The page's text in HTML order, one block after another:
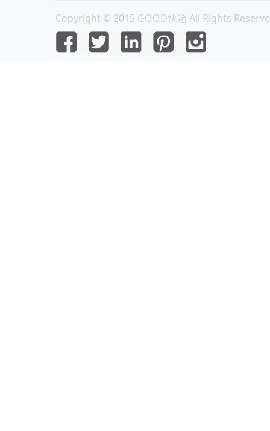
Copyright © 2015 GOOD快递 All Rights